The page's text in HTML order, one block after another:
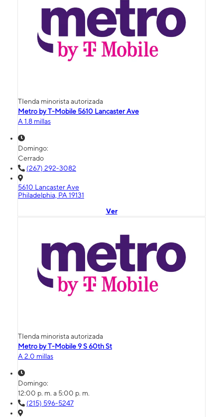
TIenda minorista autorizada
Metro by T-Mobile 5610 Lancaster Ave
A 1.8 millas
Domingo:
Cerrado
(267) 292-3082
5610 Lancaster Ave
Philadelphia, PA 19131
Ver
TIenda minorista autorizada
Metro by T-Mobile 9 S 60th St
A 2.0 millas
Domingo:
12:00 p. m. a 5:00 p. m.
(215) 596-5247